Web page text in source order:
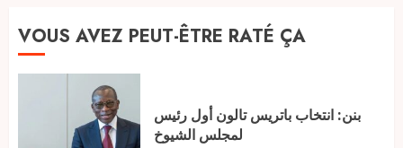
VOUS AVEZ PEUT-ÊTRE RATÉ ÇA
بنن: انتخاب باتريس تالون أول رئيس
لمجلس الشيوخ